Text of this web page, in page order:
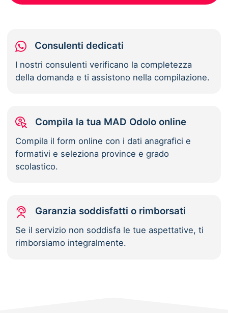
Consulenti dedicati
I nostri consulenti verificano la completezza
della domanda e ti assistono nella compilazione.
Compila la tua MAD Odolo online
Compila il form online con i dati anagrafici e
formativi e seleziona province e grado
scolastico.
Garanzia soddisfatti o rimborsati
Se il servizio non soddisfa le tue aspettative, ti
rimborsiamo integralmente.